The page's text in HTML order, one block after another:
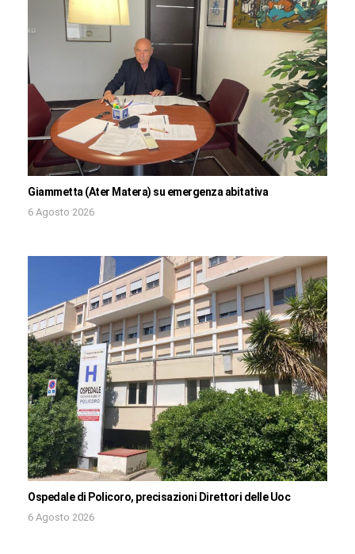
Giammetta (Ater Matera) su emergenza abitativa
6 Agosto 2026
Ospedale di Policoro, precisazioni Direttori delle Uoc
6 Agosto 2026